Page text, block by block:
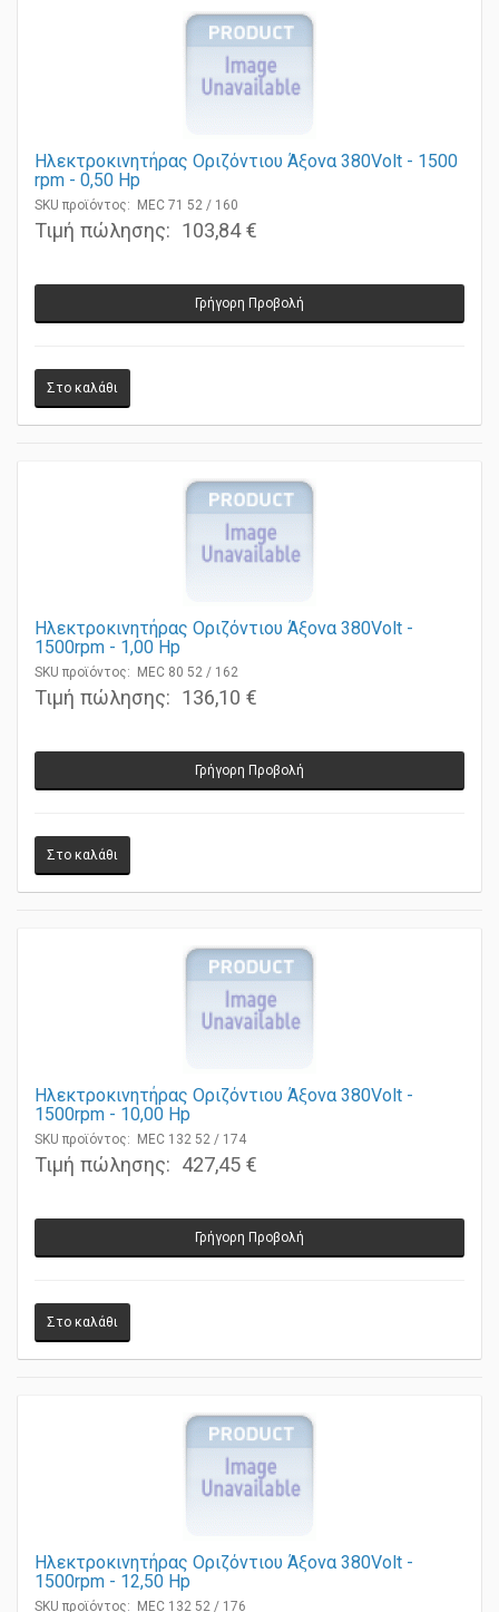
Ηλεκτροκινητήρας Οριζόντιου Άξονα 380Volt - 1500
rpm - 0,50 Ηp
SKU προϊόντος: MEC 71 52 / 160
Τιμή πώλησης: 103,84 €
Ηλεκτροκινητήρας Οριζόντιου Άξονα 380Volt -
1500rpm - 1,00 Ηp
SKU προϊόντος: MEC 80 52 / 162
Τιμή πώλησης: 136,10 €
Ηλεκτροκινητήρας Οριζόντιου Άξονα 380Volt -
1500rpm - 10,00 Ηp
SKU προϊόντος: MEC 132 52 / 174
Τιμή πώλησης: 427,45 €
Ηλεκτροκινητήρας Οριζόντιου Άξονα 380Volt -
1500rpm - 12,50 Ηp